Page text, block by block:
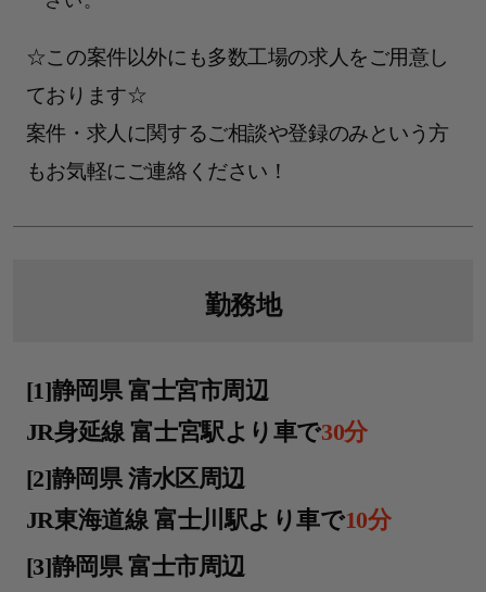
☆この案件以外にも多数工場の求人をご用意し
ております☆
案件・求人に関するご相談や登録のみという方
もお気軽にご連絡ください！
勤務地
[1]静岡県 富士宮市周辺
JR身延線 富士宮駅より車で30分
[2]静岡県 清水区周辺
JR東海道線 富士川駅より車で10分
[3]静岡県 富士市周辺